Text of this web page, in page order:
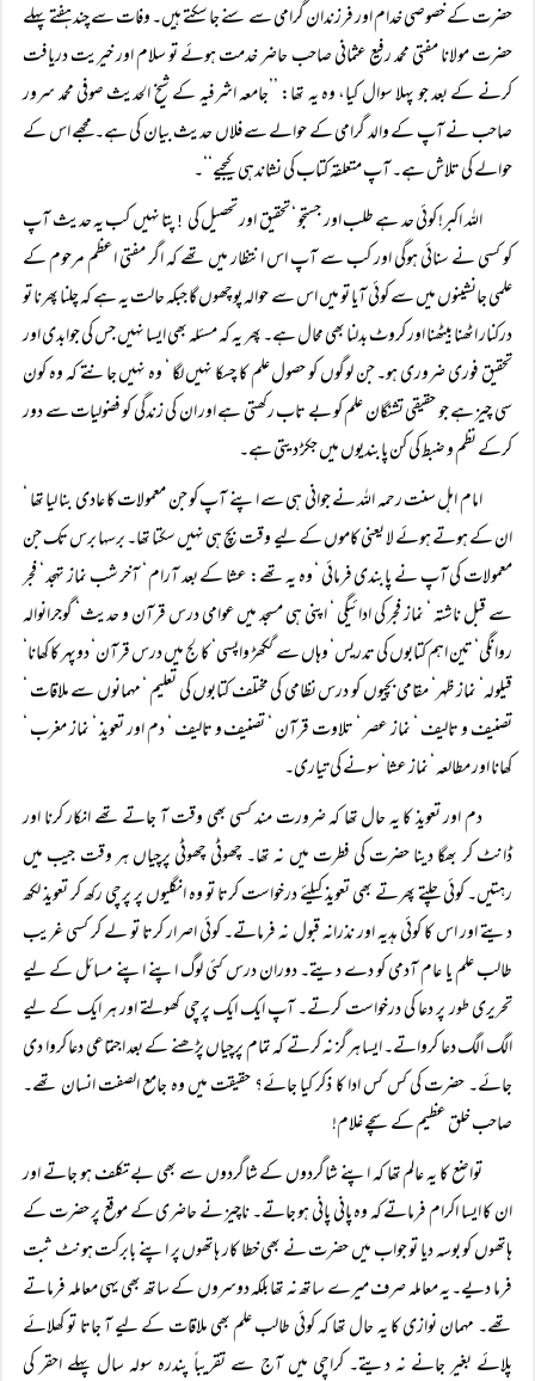
حضرت کے خصوصی خدام اور فرزندان گرامی سے سنے جا سکتے ہیں۔ وفات سے چند ہفتے پہلے
حضرت مولانا مفتی محمد رفیع عثمانی صاحب حاضر خدمت ہوئے تو سلام اور خیریت دریافت
کرنے کے بعد جو پہلا سوال کیا، وہ یہ تھا: ’’جامعہ اشرفیہ کے شیخ الحدیث صوفی محمد سرور
صاحب نے آپ کے والد گرامی کے حوالے سے فلاں حدیث بیان کی ہے۔ مجھے اس کے
حوالے کی تلاش ہے۔ آپ متعلقہ کتاب کی نشاندہی کیجیے‘‘۔
اللہ اکبر! کوئی حد ہے طلب اور جستجو ‘ تحقیق اور تحصیل کی !پتا نہیں کب یہ حدیث آپ
کو کسی نے سنائی ہوگی اور کب سے آپ اس انتظار میں تھے کہ اگر مفتی اعظم مرحوم کے
علمی جانشینوں میں سے کوئی آیا تو میں اس سے حوالہ پوچھوں گا جبکہ حالت یہ ہے کہ چلنا پھرنا تو
درکنار اٹھنا بیٹھنا اور کروٹ بدلنا بھی محال ہے۔ پھر یہ کہ مسئلہ بھی ایسا نہیں جس کی جوابدی اور
تحقیق فوری ضروری ہو۔ جن لوگوں کو حصول علم کا چسکا نہیں لگا ‘ وہ نہیں جانتے کہ وہ کون
سی چیز ہے جو حقیقی تشنگان علم کو بے تاب رکھتی ہے اور ان کی زندگی کو فضولیات سے دور
کرکے نظم و ضبط کی کن پابندیوں میں جکڑ دیتی ہے۔
امام اہل سنت رحمہ اللہ نے جوانی ہی سے اپنے آپ کو جن معمولات کا عادی بنا لیا تھا ‘
ان کے ہوتے ہوئے لا یعنی کاموں کے لیے وقت بچ ہی نہیں سکتا تھا۔ برسہا برس تک جن
معمولات کی آپ نے پابندی فرمائی ‘ وہ یہ تھے: عشا کے بعد آرام ‘ آخر شب نماز تہجد ‘ فجر
سے قبل ناشتہ ‘ نماز فجر کی ادائیگی ‘ اپنی ہی مسجد میں عوامی درس قرآن و حدیث‘ گوجرانوالہ
روانگی‘ تین اہم کتابوں کی تدریس‘ وہاں سے گکھڑ واپسی‘ کالج میں درس قرآن‘ دوپہر کا کھانا‘
قیلولہ‘ نماز ظہر‘ مقامی بچیوں کو درس نظامی کی مختلف کتابوں کی تعلیم ‘ مہمانوں سے ملاقات ‘
تصنیف و تالیف ‘ نماز عصر ‘ تلاوت قرآن ‘ تصنیف و تالیف ‘ دم اور تعویذ ‘ نماز مغرب ‘
کھانا اور مطالعہ ‘ نماز عشا‘ سونے کی تیاری۔
دم اور تعویذ کا یہ حال تھا کہ ضرورت مند کسی بھی وقت آ جاتے تھے انکار کرنا اور
ڈانٹ کر بھگا دینا حضرت کی فطرت میں نہ تھا۔ چھوٹی چھوٹی پرچیاں ہر وقت جیب میں
رہتیں۔ کوئی چلتے پھرتے بھی تعویذ کیلئے درخواست کرتا تو وہ انگلیوں پر پرچی رکھ کر تعویذ لکھ
دیتے اور اس کا کوئی ہدیہ اور نذرانہ قبول نہ فرماتے۔ کوئی اصرار کرتا تو لے کر کسی غریب
طالب علم یا عام آدمی کو دے دیتے۔ دوران درس کئی لوگ اپنے اپنے مسائل کے لیے
تحریری طور پر دعا کی درخواست کرتے۔ آپ ایک ایک پرچی کھولتے اور ہر ایک کے لیے
الگ الگ دعا کرواتے۔ ایسا ہرگز نہ کرتے کہ تمام پرچیاں پڑھنے کے بعد اجتماعی دعا کروا دی
جائے۔ حضرت کی کس کس ادا کا ذکر کیا جائے؟ حقیقت میں وہ جامع الصفت انسان تھے۔
صاحب خلق عظیم کے سچے غلام!
تواضع کا یہ عالم تھا کہ اپنے شاگردوں کے شاگردوں سے بھی بے تکلف ہو جاتے اور
ان کا ایسا اکرام فرماتے کہ وہ پانی پانی ہو جاتے۔ ناچیز نے حاضری کے موقع پر حضرت کے
ہاتھوں کو بوسہ دیا تو جواب میں حضرت نے بھی خطا کار ہاتھوں پر اپنے بابرکت ہونٹ ثبت
فرما دیے۔ یہ معاملہ صرف میرے ساتھ نہ تھا بلکہ دوسروں کے ساتھ بھی یہی معاملہ فرماتے
تھے۔ مہمان نوازی کا یہ حال تھا کہ کوئی طالب علم بھی ملاقات کے لیے آ جاتا تو کھلائے
پلائے بغیر جانے نہ دیتے۔ کراچی میں آج سے تقریباً پندرہ سولہ سال پہلے احقر کی